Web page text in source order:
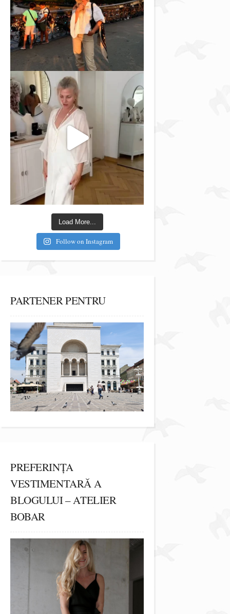
Load More...
Follow on Instagram
PARTENER PENTRU
PREFERINȚA
VESTIMENTARĂ A
BLOGULUI – ATELIER
BOBAR